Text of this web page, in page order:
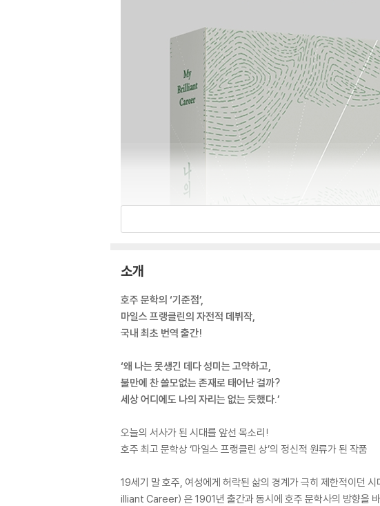
소개
호주 문학의 ‘기준점’,
마일스 프랭클린의 자전적 데뷔작,
국내 최초 번역 출간!
‘왜 나는 못생긴 데다 성미는 고약하고,
불만에 찬 쓸모없는 존재로 태어난 걸까?
세상 어디에도 나의 자리는 없는 듯했다.’
오늘의 서사가 된 시대를 앞선 목소리!
호주 최고 문학상 ‘마일스 프랭클린 상’의 정신적 원류가 된 작품
19세기 말 호주, 여성에게 허락된 삶의 경계가 극히 제한적이던
illiant Career) 은 1901년 출간과 동시에 호주 문학사의 방향을